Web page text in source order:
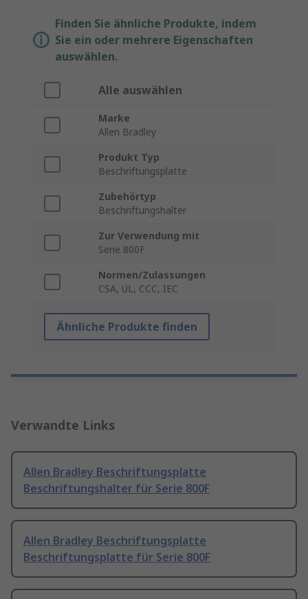
Finden Sie ähnliche Produkte, indem
Sie ein oder mehrere Eigenschaften
auswählen.
Alle auswählen
Marke
Allen Bradley
Produkt Typ
Beschriftungsplatte
Zubehörtyp
Beschriftungshalter
Zur Verwendung mit
Serie 800F
Normen/Zulassungen
CSA, UL, CCC, IEC
Ähnliche Produkte finden
Verwandte Links
Allen Bradley Beschriftungsplatte
Beschriftungshalter für Serie 800F
Allen Bradley Beschriftungsplatte
Beschriftungsplatte für Serie 800F